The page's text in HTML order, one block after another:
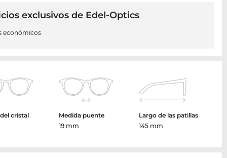
exclusivos de Edel-Optics
económicos
cristal
Medida puente
19 mm
Largo de las patillas
145 mm